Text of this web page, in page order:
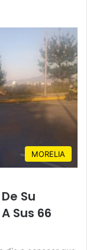
MORELIA
Su
Sus 66